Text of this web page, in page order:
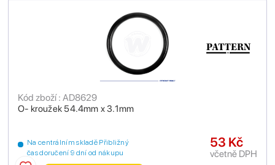
O- kroužek 54.4mm x 3.1mm
Kód zboží : AD8629
Na centrálním skladě Přibližný
čas doručení 9 dní od nákupu
53 Kč
včetně DPH